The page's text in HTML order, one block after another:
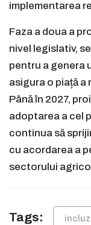
implementarea
Faza a doua a
nivel legislativ,
pentru a genera
asigura o piață a
Până în 2027,
adoptarea a cel
continua să
cu acordarea a
sectorului
Tags: